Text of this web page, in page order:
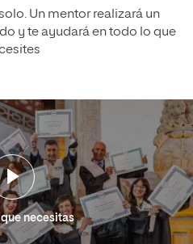
Un mentor realizará un
y te ayudará en todo lo que
necesitas